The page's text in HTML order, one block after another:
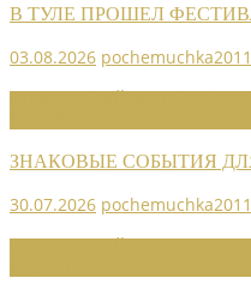
В ТУЛЕ ПРОШЕЛ
03.08.2026 pochemuchka2011
ЗНАКОВЫЕ СОБЫТИЯ
30.07.2026 pochemuchka2011